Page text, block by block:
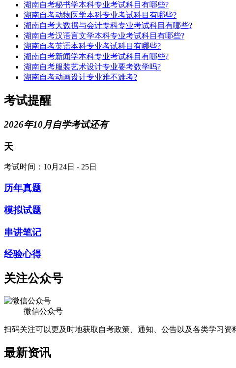
湖南自考秘书学本科专业考试科目有哪些?
湖南自考动物医学本科专业考试科目有哪些?
湖南自考大数据与会计专科专业考试科目有哪些?
湖南自考汉语言文学本科专业考试科目有哪些?
湖南自考英语本科专业考试科目有哪些?
湖南自考新闻学本科专业考试科目有哪些?
湖南自考服装艺术设计专业要考数学吗?
湖南自考动画设计专业难不难考?
考试提醒
2026年10月自学考试还有
天
考试时间：10月24日 - 25日
历年真题
模拟试题
串讲笔记
经验心得
关注公众号
微信公众号
扫码关注可以更及时地获取自考政策、通知、公告以及各类学习资
最新资讯